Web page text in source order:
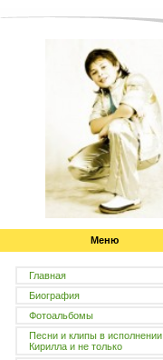
Меню
Главная
Биография
Фотоальбомы
Песни и клипы в исполнении
Кирилла и не только